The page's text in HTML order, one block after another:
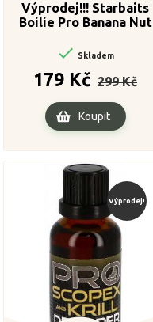
Výprodej!!! Starbaits
Boilie Pro Banana Nut
 Skladem
179 Kč
cena
299 Kč
Koupit
Výprodej!